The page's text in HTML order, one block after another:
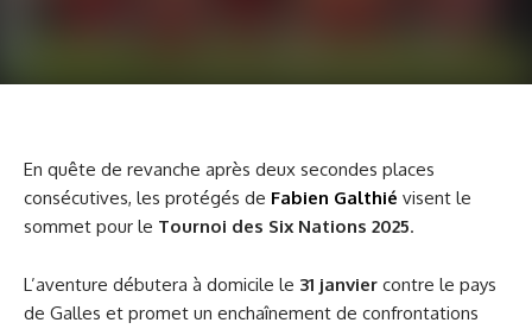
En quête de revanche après deux secondes places
consécutives, les protégés de Fabien Galthié visent le
sommet pour le Tournoi des Six Nations 2025.
L’aventure débutera à domicile le 31 janvier contre le pays
de Galles et promet un enchaînement de confrontations